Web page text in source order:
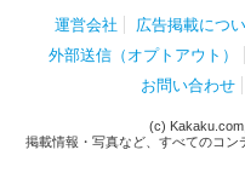
運営会社 広告掲載につ
外部送信（オプトアウト）
お問い合わせ
(c)
掲載情報・写真など、すべてのコン